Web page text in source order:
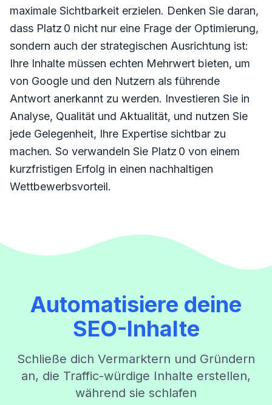
maximale Sichtbarkeit erzielen. Denken Sie daran,
dass Platz 0 nicht nur eine Frage der Optimierung,
sondern auch der strategischen Ausrichtung ist:
Ihre Inhalte müssen echten Mehrwert bieten, um
von Google und den Nutzern als führende
Antwort anerkannt zu werden. Investieren Sie in
Analyse, Qualität und Aktualität, und nutzen Sie
jede Gelegenheit, Ihre Expertise sichtbar zu
machen. So verwandeln Sie Platz 0 von einem
kurzfristigen Erfolg in einen nachhaltigen
Wettbewerbsvorteil.
Automatisiere deine
SEO-Inhalte
Schließe dich Vermarktern und Gründern
an, die Traffic-würdige Inhalte erstellen,
während sie schlafen